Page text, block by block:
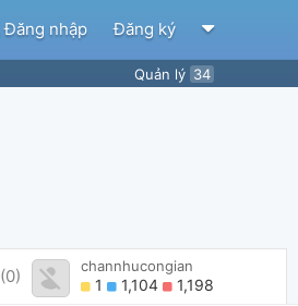
Đăng nhập Đăng ký
Quản lý 34
(0)
channhucongian
1 1,104 1,198